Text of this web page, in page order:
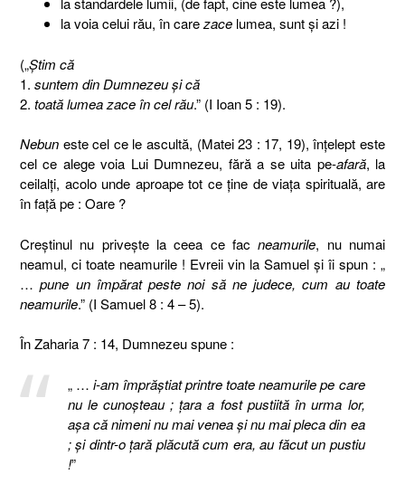
la voia celui rău, în carezace lumea, sunt şi azi !
(„Ştim că
1. suntem din Dumnezeu şi că
2. toată lumea zace în cel rău.” (I Ioan 5 : 19).
Nebun este cel ce le ascultă, (Matei 23 : 17, 19), înţelept este
cel ce alege voia Lui Dumnezeu, fără a se uita pe-afară, la
ceilalţi, acolo unde aproape tot ce ţine de viaţa spirituală, are
în faţă pe : Oare ?
Creştinul nu priveşte la ceea ce facneamurile, nu numai
neamul, ci toate neamurile ! Evreii vin la Samuel şi îi spun : „
…pune un împărat peste noi să ne judece, cum au toate
neamurile.” (I Samuel 8 : 4 – 5).
În Zaharia 7 : 14, Dumnezeu spune :
„ … i-am împrăştiat printre toate neamurile pe care
nu le cunoşteau ; ţara a fost pustiită în urma lor,
aşa că nimeni nu mai venea şi nu mai pleca din ea
; şi dintr-o ţară plăcută cum era, au făcut un pustiu
!”